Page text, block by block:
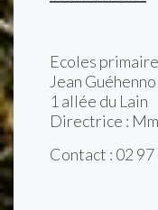
Ecoles
Jean Guéhenno
1 allée du Lain
Directrice :
Contact : 02 97